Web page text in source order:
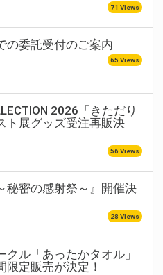
71 Views
の委託受付のご案内
65 Views
2026「きただり
ト展グッズ受注再販決
56 Views
秘密の感射祭～』開催決
28 Views
クル「あったかタオル」
限定販売が決定！